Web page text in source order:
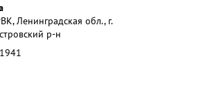
Ленинградская обл., г.
р-н